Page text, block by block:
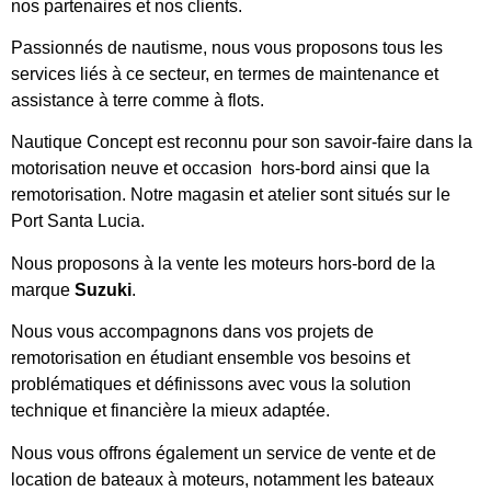
nos partenaires et nos clients.
Passionnés de nautisme, nous vous proposons tous les
services liés à ce secteur, en termes de maintenance et
assistance à terre comme à flots.
Nautique Concept est reconnu pour son savoir-faire dans la
motorisation neuve et occasion hors-bord ainsi que la
remotorisation. Notre magasin et atelier sont situés sur le
Port Santa Lucia.
Nous proposons à la vente les moteurs hors-bord de la
marque Suzuki.
Nous vous accompagnons dans vos projets de
remotorisation en étudiant ensemble vos besoins et
problématiques et définissons avec vous la solution
technique et financière la mieux adaptée.
Nous vous offrons également un service de vente et de
location de bateaux à moteurs, notamment les bateaux